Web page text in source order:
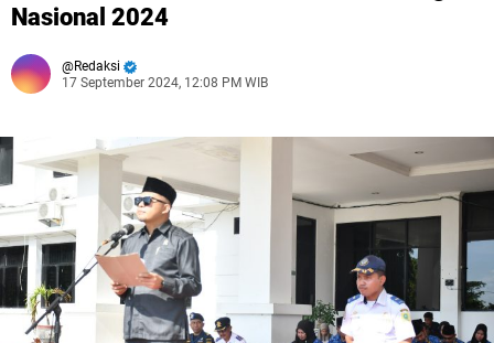
Nasional 2024
Redaksi
17 September 2024, 12:08 PM WIB